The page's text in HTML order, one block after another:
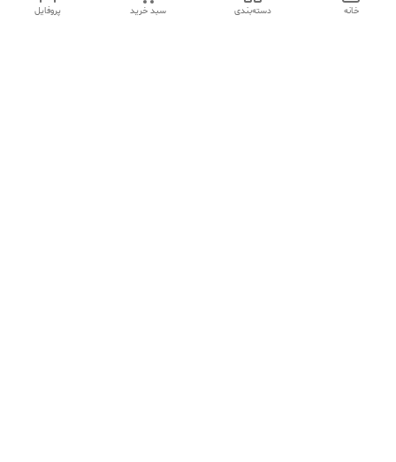
پروفایل سبد خرید دسته‌بندی خانه